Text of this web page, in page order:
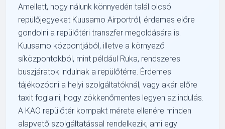
Amellett, hogy nálunk könnyedén talál olcsó
repülőjegyeket Kuusamo Airportról, érdemes előre
gondolni a repülőtéri transzfer megoldására is.
Kuusamo központjából, illetve a környező
síközpontokból, mint például Ruka, rendszeres
buszjáratok indulnak a repülőtérre. Érdemes
tájékozódni a helyi szolgáltatóknál, vagy akár előre
taxit foglalni, hogy zökkenőmentes legyen az indulás.
A KAO repülőtér kompakt mérete ellenére minden
alapvető szolgáltatással rendelkezik, ami egy